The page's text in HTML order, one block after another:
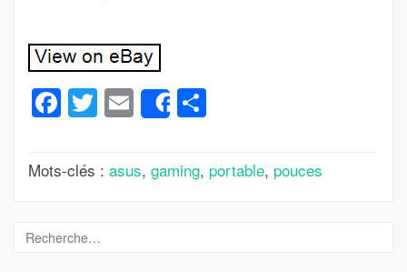
Facebook
Twitter
Email
Share
Mots-clés : asus, gaming, portable, pouces